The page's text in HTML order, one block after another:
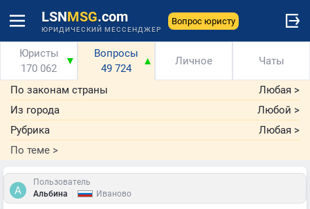
LSNMSG.com
ЮРИДИЧЕСКИЙ МЕССЕНДЖЕР
Вопрос юристу
Юристы
170 062
▼
Вопросы
49 724
▲ Личное Чаты
По законам страны Любая >
Из города
Любой >
Рубрика
Любая >
По теме >
Пользователь
Альбина
Иваново